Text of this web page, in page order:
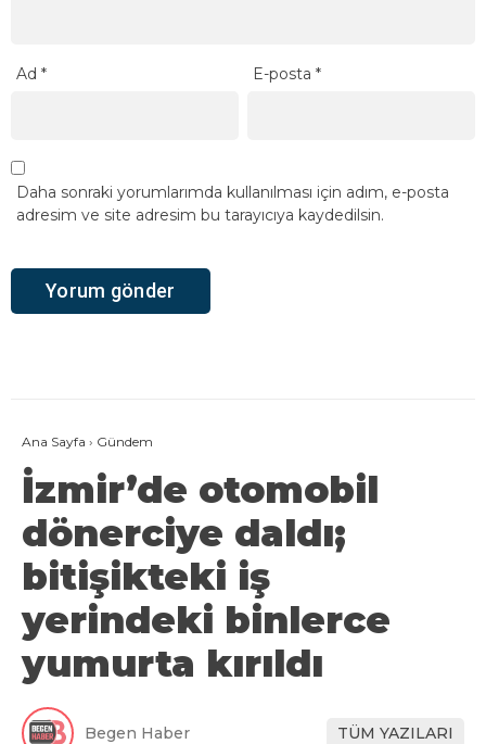
Ad * E-posta*
Daha sonraki yorumlarımda kullanılması için adım, e-posta
adresim ve site adresim bu tarayıcıya kaydedilsin.
Ana Sayfa › Gündem
İzmir’de otomobil
dönerciye daldı;
bitişikteki iş
yerindeki binlerce
yumurta kırıldı
Begen Haber TÜM YAZILARI